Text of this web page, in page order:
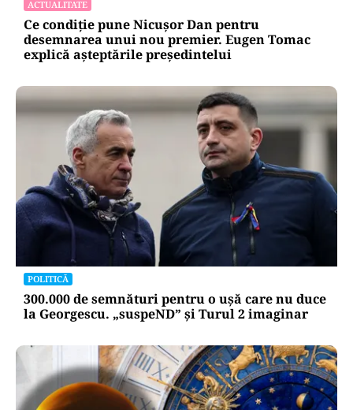
ACTUALITATE
Ce condiție pune Nicușor Dan pentru
desemnarea unui nou premier. Eugen Tomac
explică așteptările președintelui
POLITICĂ
300.000 de semnături pentru o ușă care nu duce
la Georgescu. „suspeND” și Turul 2 imaginar